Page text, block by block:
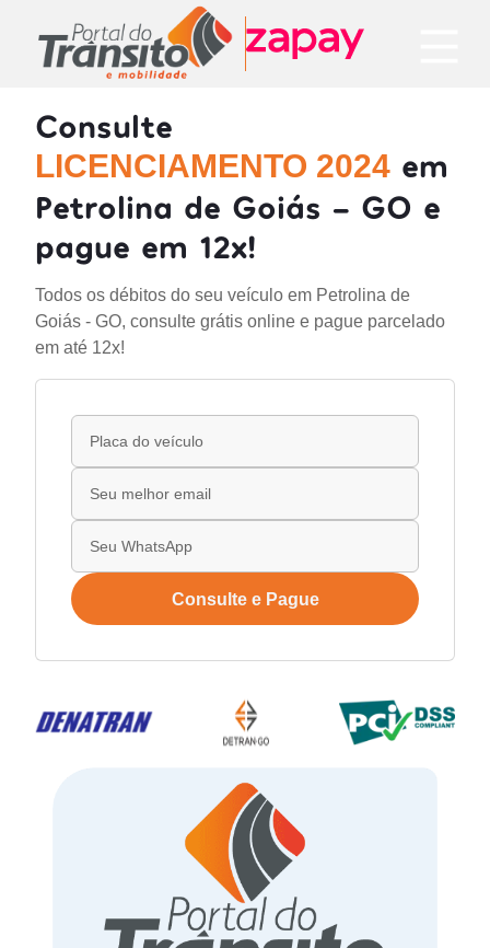
Consulte
LICENCIAMENTO 2024 em
Petrolina de Goiás - GO e
pague em 12x!
Todos os débitos do seu veículo em Petrolina de
Goiás - GO, consulte grátis online e pague parcelado
em até 12x!
Consulte e Pague